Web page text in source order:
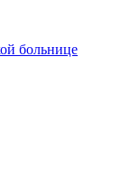
больнице